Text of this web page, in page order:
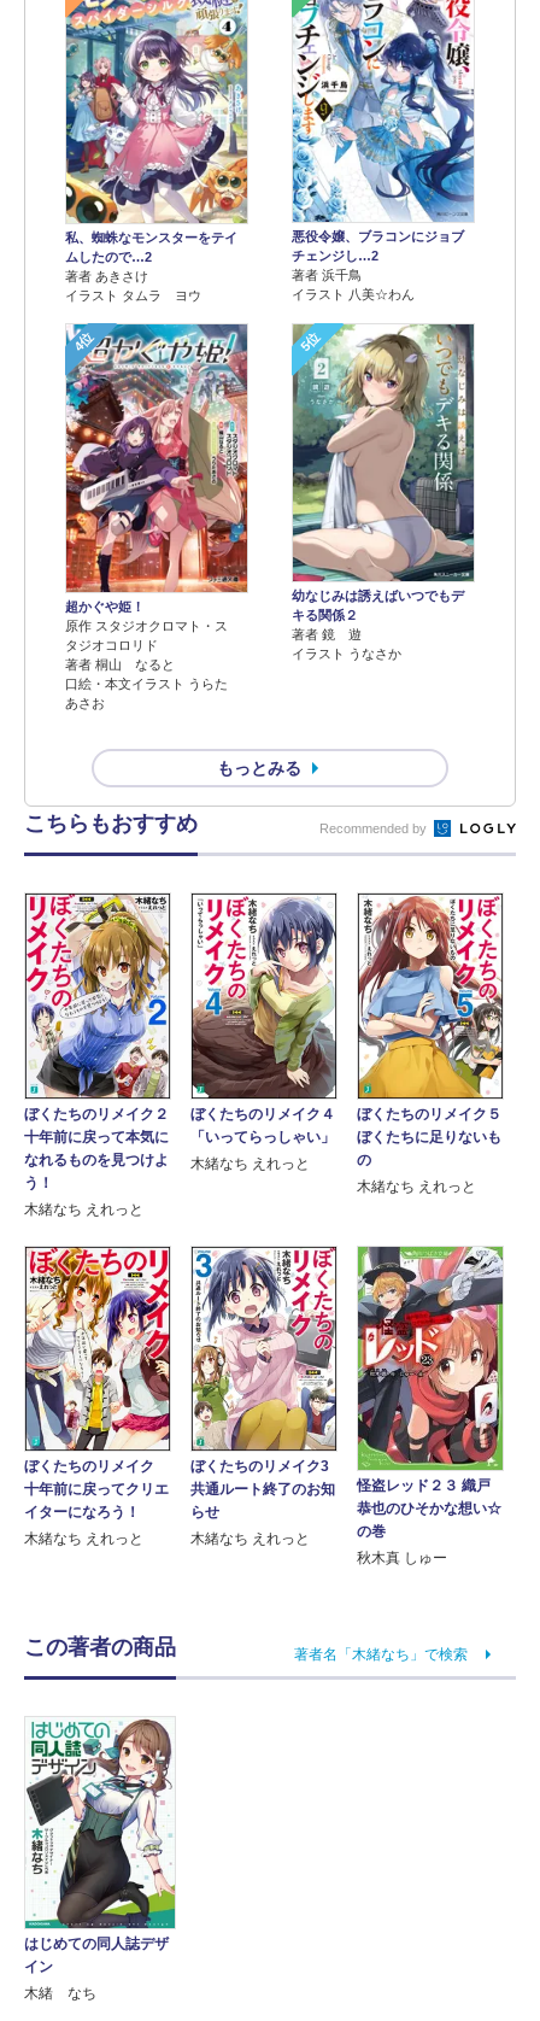
私、蜘蛛なモンスターをテイ
ムしたので…2
著者 あきさけ
イラスト タムラ ヨウ
悪役令嬢、ブラコンにジョブ
チェンジし…2
著者 浜千鳥
イラスト 八美☆わん
4位
超かぐや姫！
原作 スタジオクロマト・ス
タジオコロリド
著者 桐山 なると
口絵・本文イラスト うらた
あさお
5位
幼なじみは誘えばいつでもデ
キる関係２
著者 鏡 遊
イラスト うなさか
もっとみる
こちらもおすすめ Recommended by
ぼくたちのリメイク２
十年前に戻って本気に
なれるものを見つけよ
う！
木緒なち えれっと
ぼくたちのリメイク４
「いってらっしゃい」
木緒なち えれっと
ぼくたちのリメイク５
ぼくたちに足りないも
の
木緒なち えれっと
ぼくたちのリメイク
十年前に戻ってクリエ
イターになろう！
木緒なち えれっと
ぼくたちのリメイク3
共通ルート終了のお知
らせ
木緒なち えれっと
怪盗レッド２３ 織戸
恭也のひそかな想い☆
の巻
秋木真 しゅー
この著者の商品 著者名「木緒なち」で検索
はじめての同人誌デザ
イン
木緒 なち